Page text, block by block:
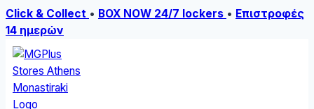
Click & Collect • BOX NOW 24/7 lockers • Επιστροφές
14 ημερών
Skip
to
content